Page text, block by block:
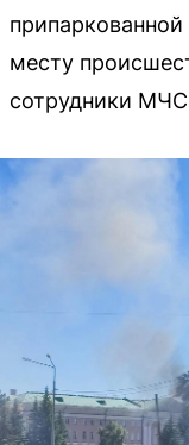
месту
сотрудники